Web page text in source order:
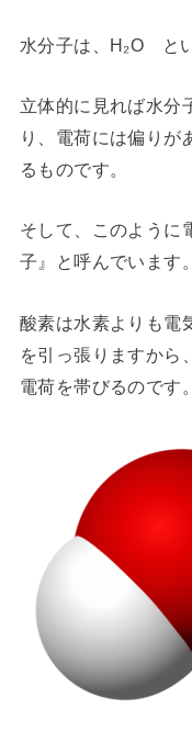
水分子は、H₂O と
立体的に見れば水分
り、電荷には偏りが
るものです。
そして、このように
子』と呼んでいます。
酸素は水素よりも電
を引っ張りますから
電荷を帯びるのです。